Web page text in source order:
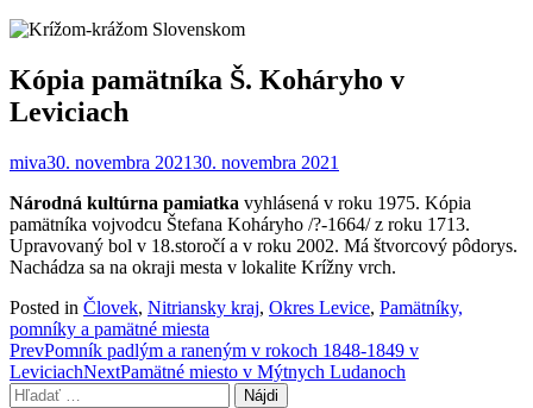
Kópia pamätníka Š. Koháryho v
Leviciach
miva30. novembra 202130. novembra 2021
Národná kultúrna pamiatka vyhlásená v roku 1975. Kópia
pamätníka vojvodcu Štefana Koháryho /?-1664/ z roku 1713.
Upravovaný bol v 18.storočí a v roku 2002. Má štvorcový pôdorys.
Nachádza sa na okraji mesta v lokalite Krížny vrch.
Posted in Človek, Nitriansky kraj, Okres Levice, Pamätníky,
pomníky a pamätné miesta
Post
navigation
PrevPomník padlým a raneným v rokoch 1848-1849 v
LeviciachNextPamätné miesto v Mýtnych Ludanoch
Hľadať: